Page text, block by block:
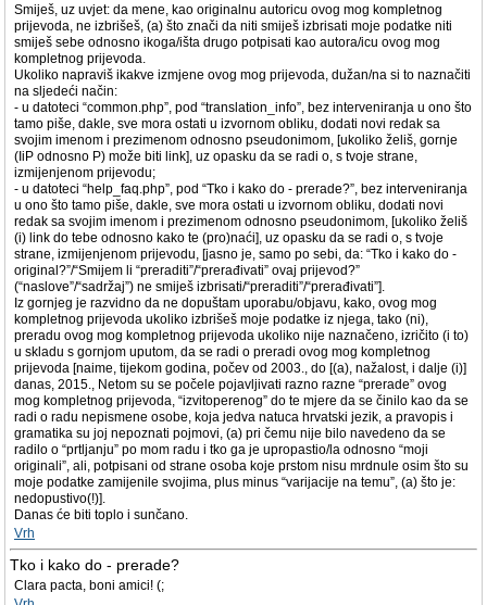
Smiješ, uz uvjet: da mene, kao originalnu autoricu ovog mog kompletnog
prijevoda, ne izbrišeš, (a) što znači da niti smiješ izbrisati moje podatke niti
smiješ sebe odnosno ikoga/išta drugo potpisati kao autora/icu ovog mog
kompletnog prijevoda.
Ukoliko napraviš ikakve izmjene ovog mog prijevoda, dužan/na si to naznačiti
na sljedeći način:
- u datoteci “common.php”, pod “translation_info”, bez interveniranja u ono što
tamo piše, dakle, sve mora ostati u izvornom obliku, dodati novi redak sa
svojim imenom i prezimenom odnosno pseudonimom, [ukoliko želiš, gornje
(IiP odnosno P) može biti link], uz opasku da se radi o, s tvoje strane,
izmijenjenom prijevodu;
- u datoteci “help_faq.php”, pod “Tko i kako do - prerade?”, bez interveniranja
u ono što tamo piše, dakle, sve mora ostati u izvornom obliku, dodati novi
redak sa svojim imenom i prezimenom odnosno pseudonimom, [ukoliko želiš
(i) link do tebe odnosno kako te (pro)naći], uz opasku da se radi o, s tvoje
strane, izmijenjenom prijevodu, [jasno je, samo po sebi, da: “Tko i kako do -
original?”/“Smijem li “preraditi”/“prerađivati” ovaj prijevod?”
(“naslove”/“sadržaj”) ne smiješ izbrisati/“preraditi”/“prerađivati”].
Iz gornjeg je razvidno da ne dopuštam uporabu/objavu, kako, ovog mog
kompletnog prijevoda ukoliko izbrišeš moje podatke iz njega, tako (ni),
preradu ovog mog kompletnog prijevoda ukoliko nije naznačeno, izričito (i to)
u skladu s gornjom uputom, da se radi o preradi ovog mog kompletnog
prijevoda [naime, tijekom godina, počev od 2003., do [(a), nažalost, i dalje (i)]
danas, 2015., Netom su se počele pojavljivati razno razne “prerade” ovog
mog kompletnog prijevoda, “izvitoperenog” do te mjere da se činilo kao da se
radi o radu nepismene osobe, koja jedva natuca hrvatski jezik, a pravopis i
gramatika su joj nepoznati pojmovi, (a) pri čemu nije bilo navedeno da se
radilo o “prtljanju” po mom radu i tko ga je upropastio/la odnosno “moji
originali”, ali, potpisani od strane osoba koje prstom nisu mrdnule osim što su
moje podatke zamijenile svojima, plus minus “varijacije na temu”, (a) što je:
nedopustivo(!)].
Danas će biti toplo i sunčano.
Vrh
Tko i kako do - prerade?
Clara pacta, boni amici! (;